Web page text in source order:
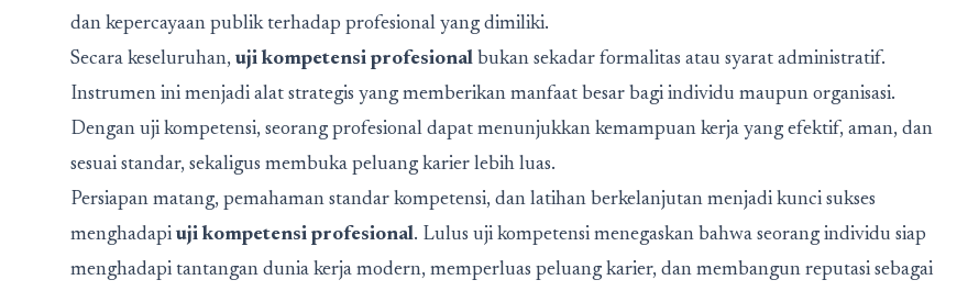
dan kepercayaan publik terhadap profesional yang dimiliki.
Secara keseluruhan, uji kompetensi profesional bukan sekadar formalitas atau syarat administratif.
Instrumen ini menjadi alat strategis yang memberikan manfaat besar bagi individu maupun organisasi.
Dengan uji kompetensi, seorang profesional dapat menunjukkan kemampuan kerja yang efektif, aman, dan
sesuai standar, sekaligus membuka peluang karier lebih luas.
Persiapan matang, pemahaman standar kompetensi, dan latihan berkelanjutan menjadi kunci sukses
menghadapi uji kompetensi profesional. Lulus uji kompetensi menegaskan bahwa seorang individu siap
menghadapi tantangan dunia kerja modern, memperluas peluang karier, dan membangun reputasi sebagai